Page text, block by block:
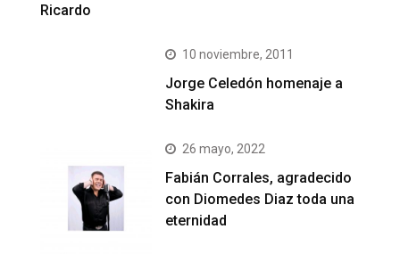
Ricardo
10 noviembre, 2011
Jorge Celedón homenaje a
Shakira
26 mayo, 2022
Fabián Corrales, agradecido
con Diomedes Diaz toda una
eternidad